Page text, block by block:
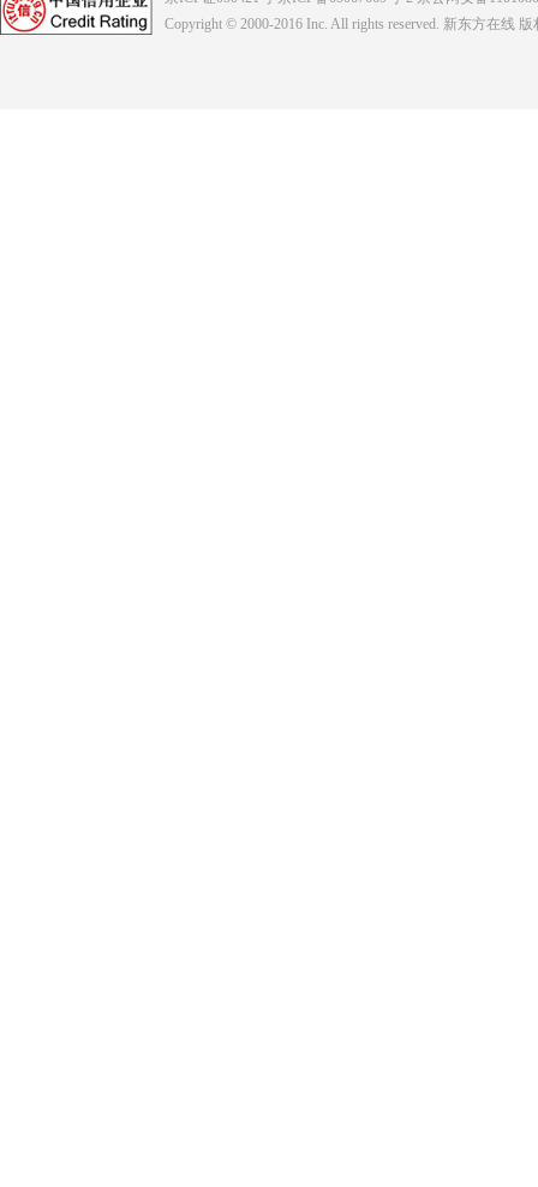
Copyright © 2000-2016 Inc. All rights reserved. 新东方在线